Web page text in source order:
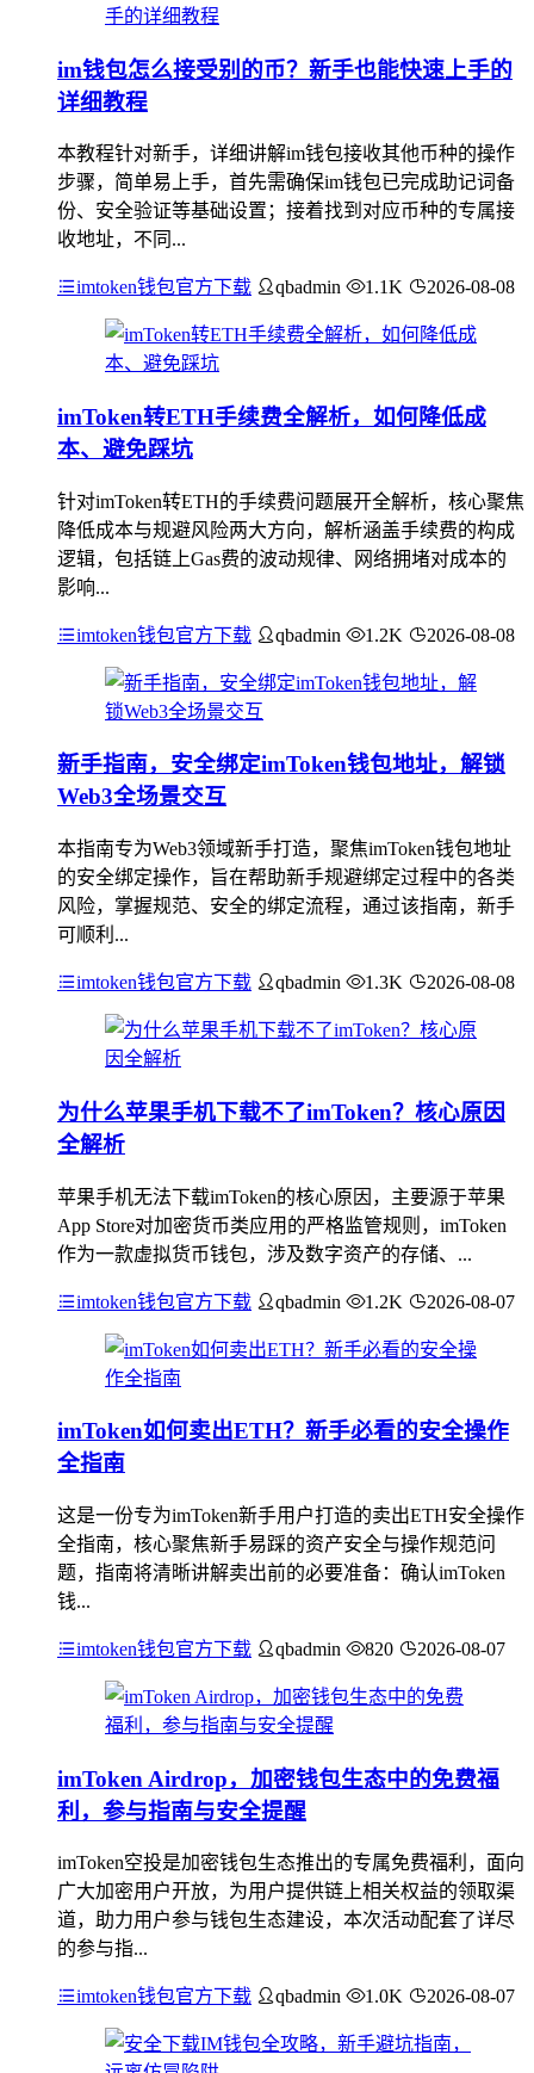
im钱包怎么接受别的币？新手也能快速上手的
详细教程
本教程针对新手，详细讲解im钱包接收其他币种的操作
步骤，简单易上手，首先需确保im钱包已完成助记词备
份、安全验证等基础设置；接着找到对应币种的专属接
收地址，不同...
imtoken钱包官方下载 qbadmin 1.1K 2026-08-08
imToken转ETH手续费全解析，如何降低成
本、避免踩坑
针对imToken转ETH的手续费问题展开全解析，核心聚焦
降低成本与规避风险两大方向，解析涵盖手续费的构成
逻辑，包括链上Gas费的波动规律、网络拥堵对成本的
影响...
imtoken钱包官方下载 qbadmin 1.2K 2026-08-08
新手指南，安全绑定imToken钱包地址，解锁
Web3全场景交互
本指南专为Web3领域新手打造，聚焦imToken钱包地址
的安全绑定操作，旨在帮助新手规避绑定过程中的各类
风险，掌握规范、安全的绑定流程，通过该指南，新手
可顺利...
imtoken钱包官方下载 qbadmin 1.3K 2026-08-08
为什么苹果手机下载不了imToken？核心原因
全解析
苹果手机无法下载imToken的核心原因，主要源于苹果
App Store对加密货币类应用的严格监管规则，imToken
作为一款虚拟货币钱包，涉及数字资产的存储、...
imtoken钱包官方下载 qbadmin 1.2K 2026-08-07
imToken如何卖出ETH？新手必看的安全操作
全指南
这是一份专为imToken新手用户打造的卖出ETH安全操作
全指南，核心聚焦新手易踩的资产安全与操作规范问
题，指南将清晰讲解卖出前的必要准备：确认imToken
钱...
imtoken钱包官方下载 qbadmin 820 2026-08-07
imToken Airdrop，加密钱包生态中的免费福
利，参与指南与安全提醒
imToken空投是加密钱包生态推出的专属免费福利，面向
广大加密用户开放，为用户提供链上相关权益的领取渠
道，助力用户参与钱包生态建设，本次活动配套了详尽
的参与指...
imtoken钱包官方下载 qbadmin 1.0K 2026-08-07